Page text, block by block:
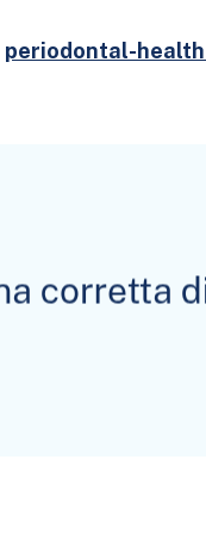
periodontal-